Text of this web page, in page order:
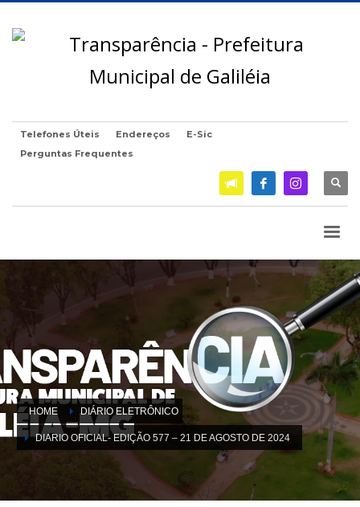
Telefones Úteis Endereços
E-Sic
Perguntas Frequentes
HOME DIÁRIO ELETRÔNICO
DIARIO OFICIAL- EDIÇÃO 577 – 21 DE AGOSTO DE 2024